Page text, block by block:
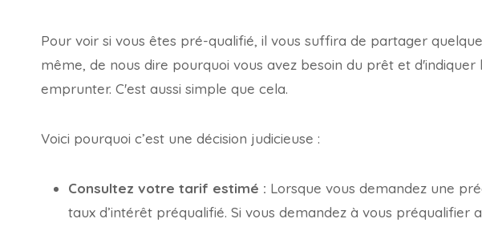
Pour voir si vous êtes pré-qualifié, il vous suffira de partager
même, de nous dire pourquoi vous avez besoin du prêt et
emprunter. C'est aussi simple que cela.
Voici pourquoi c’est une décision judicieuse :
Consultez votre tarif estimé : Lorsque vous demandez une
taux d’intérêt préqualifié. Si vous demandez à vous préqualifier